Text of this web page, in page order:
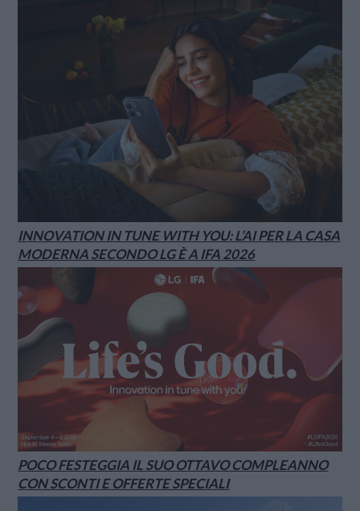
INNOVATION IN TUNE WITH YOU: L’AI PER LA CASA
MODERNA SECONDO LG È A IFA 2026
POCO FESTEGGIA IL SUO OTTAVO COMPLEANNO
CON SCONTI E OFFERTE SPECIALI